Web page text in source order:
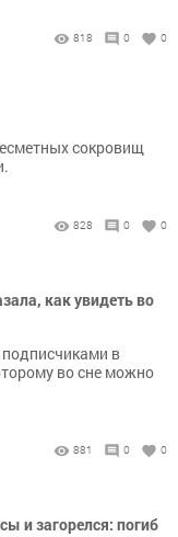
818 0 0
сокровищ
828 0 0
как увидеть во
в
во сне можно
881 0 0
и загорелся: погиб